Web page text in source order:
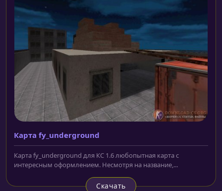
Карта fy_underground
Карта fy_underground для КС 1.6 любопытная карта с
интересным оформлением. Несмотря на название,...
Скачать